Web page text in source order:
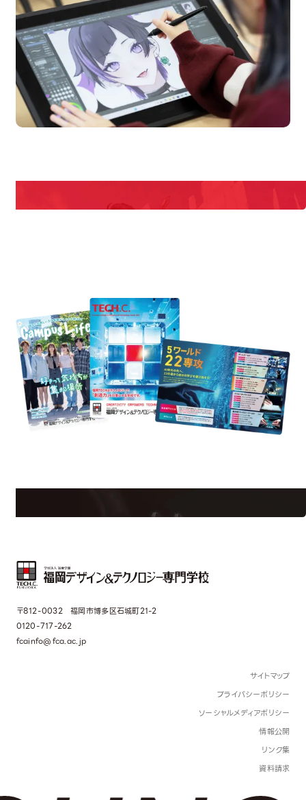
Campus Open
Information
〒812-0032 福岡市博多区石城町21-2
0120-717-262
fcainfo@fca.ac.jp
サイトマップ
プライバシーポリシー
ソーシャルメディアポリシー
情報公開
リンク集
資料請求